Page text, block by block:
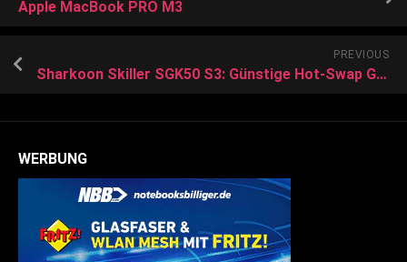
Apple MacBook PRO M3
PREVIOUS
Sharkoon Skiller SGK50 S3: Günstige Hot-Swap Gaming-Tastatur jetzt erhältlich
WERBUNG